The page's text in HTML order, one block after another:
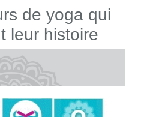
de yoga qui
leur histoire